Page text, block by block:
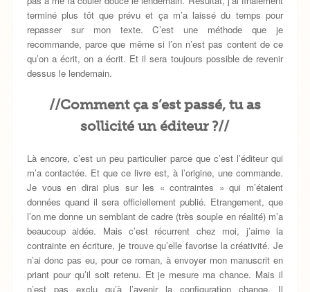
terminé plus tôt que prévu et ça m’a laissé du temps pour
repasser sur mon texte. C’est une méthode que je
recommande, parce que même si l’on n’est pas content de ce
qu’on a écrit, on a écrit. Et il sera toujours possible de revenir
dessus le lendemain.
//Comment ça s’est passé, tu as
sollicité un éditeur ?//
Là encore, c’est un peu particulier parce que c’est l’éditeur qui
m’a contactée. Et que ce livre est, à l’origine, une commande.
Je vous en dirai plus sur les « contraintes » qui m’étaient
données quand il sera officiellement publié. Etrangement, que
l’on me donne un semblant de cadre (très souple en réalité) m’a
beaucoup aidée. Mais c’est récurrent chez moi, j’aime la
contrainte en écriture, je trouve qu’elle favorise la créativité. Je
n’ai donc pas eu, pour ce roman, à envoyer mon manuscrit en
priant pour qu’il soit retenu. Et je mesure ma chance. Mais il
n’est pas exclu qu’à l’avenir la configuration change. Il